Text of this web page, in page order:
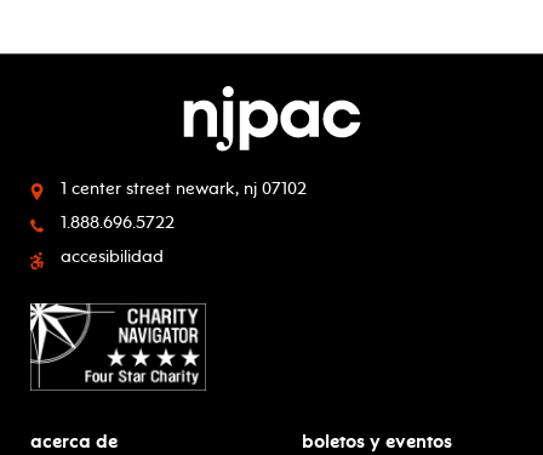
1 center street newark, nj 07102
1.888.696.5722
accesibilidad
acerca de boletos y eventos